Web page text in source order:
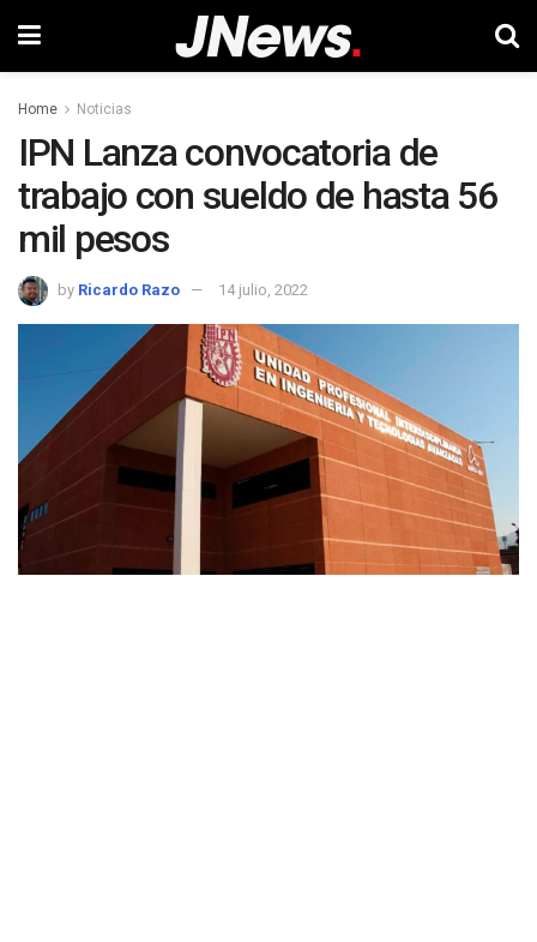
Home Noticias
IPN Lanza convocatoria de
trabajo con sueldo de hasta 56
mil pesos
by Ricardo Razo 14 julio, 2022